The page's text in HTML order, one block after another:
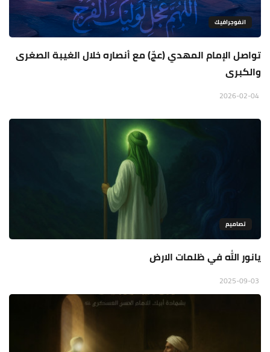
انفوجرافيك
تواصل الإمام المهدي (عجّ) مع أنصاره خلال الغيبة الصغرى
والكبرى
تصاميم
يانور الله في ظلمات الارض